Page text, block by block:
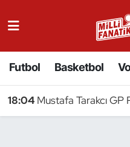
Futbol Basketbol
18:04 Mustafa Tarakcı GP
Badminton